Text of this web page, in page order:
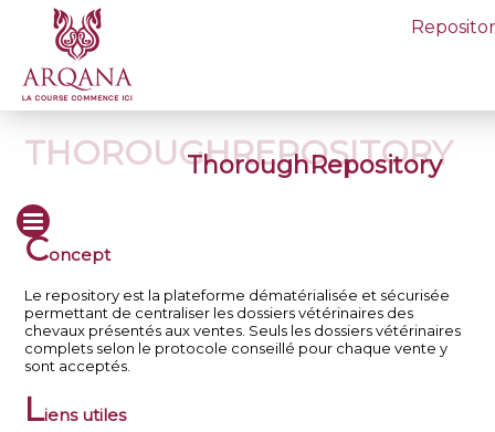
THOROUGHREPOSITORY
ThoroughRepository
Concept
Le repository est la plateforme dématérialisée et sécurisée
permettant de centraliser les dossiers vétérinaires des
chevaux présentés aux ventes. Seuls les dossiers vétérinaires
complets selon le protocole conseillé pour chaque vente y
sont acceptés.
Liens utiles